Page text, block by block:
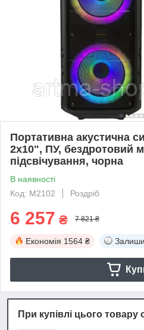
Портативна акустична
2х10", ПУ, бездротовий
підсвічування, чорна
В наявності
Код: M2102
Роздріб
6 257 ₴ 7 821 ₴
Економія 1564 ₴
При купівлі цього